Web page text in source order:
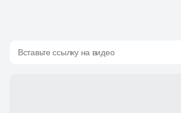
Вставьте ссылку на видео